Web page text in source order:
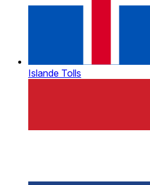
Islande Tolls